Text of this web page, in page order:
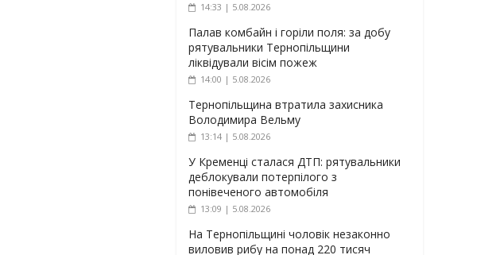
14:33 | 5.08.2026
Палав комбайн і горіли поля: за добу
рятувальники Тернопільщини
ліквідували вісім пожеж
14:00 | 5.08.2026
Тернопільщина втратила захисника
Володимира Вельму
13:14 | 5.08.2026
У Кременці сталася ДТП: рятувальники
деблокували потерпілого з
понівеченого автомобіля
13:09 | 5.08.2026
На Тернопільщині чоловік незаконно
виловив рибу на понад 220 тисяч